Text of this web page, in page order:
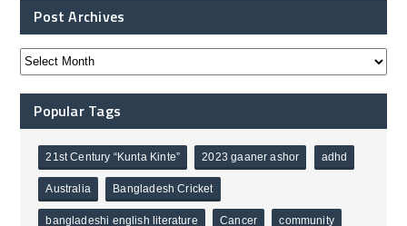
Post Archives
Popular Tags
21st Century “Kunta Kinte” 2023 gaaner ashor adhd
Australia Bangladesh Cricket
bangladeshi english literature Cancer community